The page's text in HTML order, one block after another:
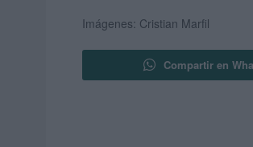
Imágenes: Cristian Marfil
Compartir en